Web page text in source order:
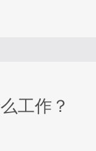
工作？